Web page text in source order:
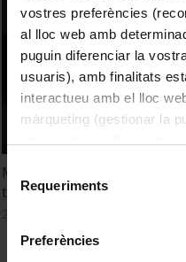
vostres preferències
al lloc web amb
puguin diferenciar la
usuaris), amb finalitats
interactueu amb el lloc
màrqueting (gestionar la
consultar laPolítica de
Requeriments
Preferències
Models d'Atenció Primària:
tres veus)